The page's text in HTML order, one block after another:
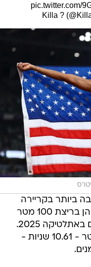
pic.twitter.com/
ביותר בקריירה
שלה, שבה קבעה שיאים אישיים הן בריצת 100 מטר
והן ב-200 מטר באליפות העולם באתלטיקה 2025.
הזמן שבו זכתה בזהב ב-100 מטר - 10.61 שניות -